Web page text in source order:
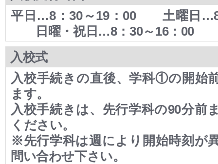
平日…8：30～19：00 土曜日…8
日曜・祝日…8：30～16：00
入校式
入校手続きの直後、学科①の開始
ます。
入校手続きは、先行学科の90分前
ください。
※先行学科は週により開始時刻が
問い合わせ下さい。